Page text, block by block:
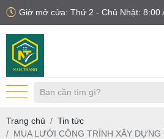
Giờ mở cửa: Thứ 2 - Chủ Nhật: 8:00
Trang chủ
Tin tức
MUA LƯỚI CÔNG TRÌNH XÂY